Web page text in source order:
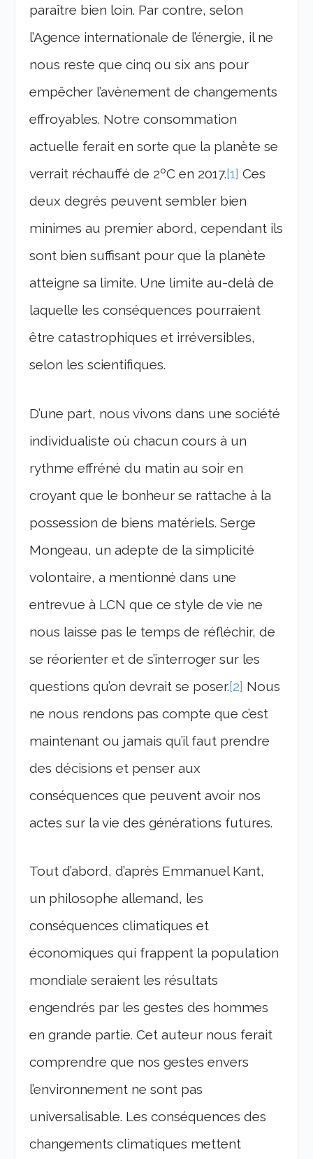
paraître bien loin. Par contre, selon
l’Agence internationale de l’énergie, il ne
nous reste que cinq ou six ans pour
empêcher l’avènement de changements
effroyables. Notre consommation
actuelle ferait en sorte que la planète se
verrait réchauffé de 2ºC en 2017.[1] Ces
deux degrés peuvent sembler bien
minimes au premier abord, cependant ils
sont bien suffisant pour que la planète
atteigne sa limite. Une limite au-delà de
laquelle les conséquences pourraient
être catastrophiques et irréversibles,
selon les scientifiques.
D’une part, nous vivons dans une société
individualiste où chacun cours à un
rythme effréné du matin au soir en
croyant que le bonheur se rattache à la
possession de biens matériels. Serge
Mongeau, un adepte de la simplicité
volontaire, a mentionné dans une
entrevue à LCN que ce style de vie ne
nous laisse pas le temps de réfléchir, de
se réorienter et de s’interroger sur les
questions qu’on devrait se poser.[2] Nous
ne nous rendons pas compte que c’est
maintenant ou jamais qu’il faut prendre
des décisions et penser aux
conséquences que peuvent avoir nos
actes sur la vie des générations futures.
Tout d’abord, d’après Emmanuel Kant,
un philosophe allemand, les
conséquences climatiques et
économiques qui frappent la population
mondiale seraient les résultats
engendrés par les gestes des hommes
en grande partie. Cet auteur nous ferait
comprendre que nos gestes envers
l’environnement ne sont pas
universalisable. Les conséquences des
changements climatiques mettent